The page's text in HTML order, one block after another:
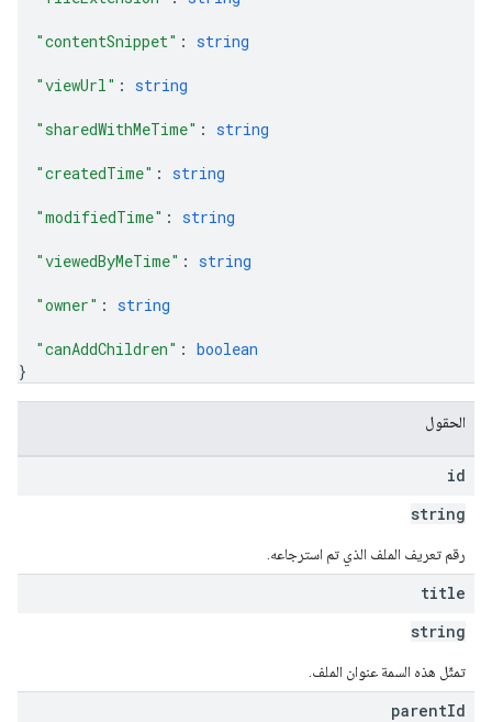
"contentSnippet" : string
"viewUrl" : string
"sharedWithMeTime" : string
"createdTime" : string
"modifiedTime" : string
"viewedByMeTime" : string
"owner" : string
"canAddChildren" : boolean
}
الحقول
id
string
رقم تعريف الملف الذي تم استرجاعه.
title
string
تمثّل هذه السمة عنوان الملف.
parentId